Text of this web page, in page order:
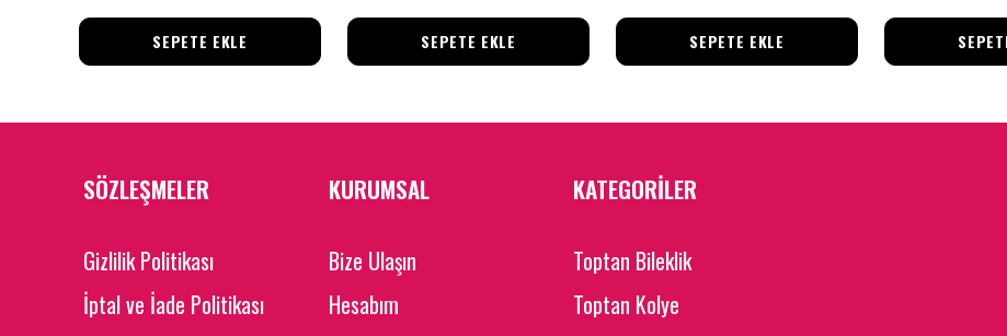
SEPETE EKLE SEPETE EKLE SEPETE EKLE
SÖZLEŞMELER
Gizlilik Politikası
İptal ve İade Politikası
KURUMSAL
Bize Ulaşın
Hesabım
KATEGORİLER
Toptan Bileklik
Toptan Kolye